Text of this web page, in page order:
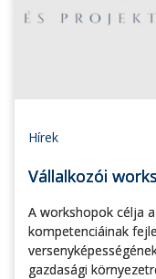
Hírek
Vállalkozói
A workshopok célja
kompetenciáinak
gazdasági